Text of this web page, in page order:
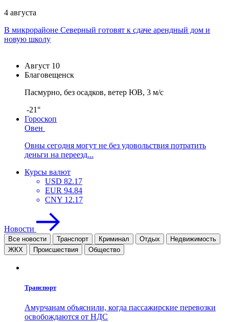
4 августа
В микрорайоне Северный готовят к сдаче арендный дом и
новую школу
Август 10
Благовещенск
Пасмурно, без осадков, ветер ЮВ, 3 м/с
-21°
Гороскоп
Овен
Овны сегодня могут не без удовольствия потратить
деньги на переезд...
Курсы валют
USD 82.17
EUR 94.84
CNY 12.17
Новости
Все новости Транспорт Криминал Отдых
Недвижимость
ЖКХ
Проиcшествия Общество
Транспорт
Амурчанам объяснили, когда пассажирские перевозки
освобождаются от НДС